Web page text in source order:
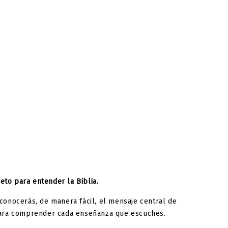
para entender la Biblia.
de manera fácil, el mensaje central de
comprender cada enseñanza que escuches.